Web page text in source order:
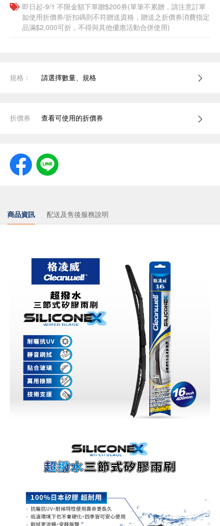
即日起-9/1 不限金額下單贈$200券(單筆不累贈，請注意訂單
如使用折價券/折扣碼則不符贈送資格，贈送之折價券消費指定
品滿$2,000可折，不得與其他優惠活動合併使用)
規格： 請選擇數量、規格
折價券 查看可使用的折價券
商品資訊 配送及售後服務說明